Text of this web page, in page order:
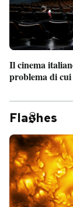
Il cinema
problema di
Fla hes